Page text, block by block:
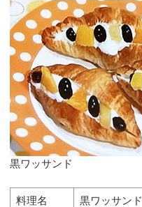
黒ワッサンド
料理名 黒ワッサンド